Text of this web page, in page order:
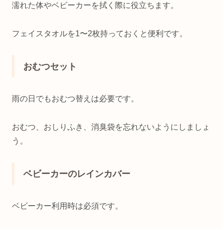
濡れた体やベビーカーを拭く際に役立ちます。
フェイスタオルを1〜2枚持っておくと便利です。
おむつセット
雨の日でもおむつ替えは必要です。
おむつ、おしりふき、消臭袋を忘れないようにしましょ
う。
ベビーカーのレインカバー
ベビーカー利用時は必須です。